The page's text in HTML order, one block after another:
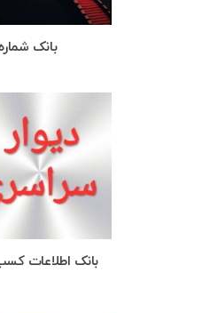
بانک
بانک اطلاعات